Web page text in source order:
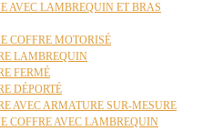
AVEC LAMBREQUIN ET BRAS
COFFRE MOTORISÉ
LAMBREQUIN
FERMÉ
DÉPORTÉ
AVEC ARMATURE SUR-MESURE
COFFRE AVEC LAMBREQUIN